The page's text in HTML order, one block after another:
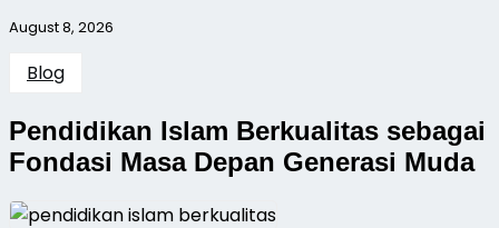
August 8, 2026
Blog
Pendidikan Islam Berkualitas sebagai
Fondasi Masa Depan Generasi Muda